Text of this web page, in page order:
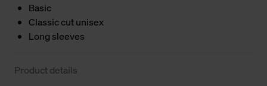
Basic
Classic cut unisex
Long sleeves
Product details